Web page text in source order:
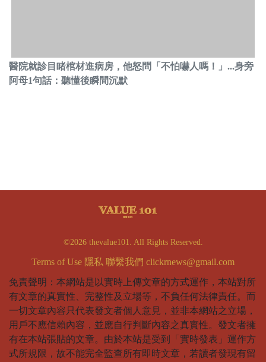
醫院就診目睹棺材進病房，他怒問「不怕嚇人嗎！」...身旁
阿母1句話：聽懂後瞬間沉默
©2026 thevalue101. All Rights Reserved.
Terms of Use 隱私 聯繫我們 clickrnews@gmail.com
免責聲明：本網站是以實時上傳文章的方式運作，本站對所
有文章的真實性、完整性及立場等，不負任何法律責任。而
一切文章內容只代表發文者個人意見，並非本網站之立場，
用戶不應信賴內容，並應自行判斷內容之真實性。發文者擁
有在本站張貼的文章。由於本站是受到「實時發表」運作方
式所規限，故不能完全監查所有即時文章，若讀者發現有留